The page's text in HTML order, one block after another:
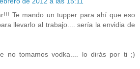
Te mando un tupper para ahí que eso
llevarlo al trabajo.... sería la envidia de
no tomamos vodka.... lo dirás por ti ;)